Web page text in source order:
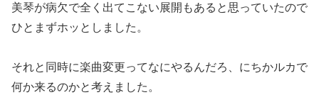
美琴が病欠で全く出てこない展開もあると思っていたので
ひとまずホッとしました。
それと同時に楽曲変更ってなにやるんだろ、にちかルカで
何か来るのかと考えました。